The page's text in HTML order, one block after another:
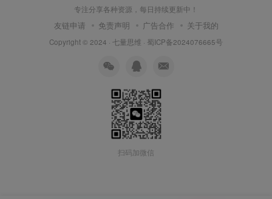
专注分享各种资源，每日持续更新中！
友链申请 免责声明 广告合作 关于我的
Copyright © 2024 · 七量思维 · 蜀ICP备2024076665号
扫码加微信